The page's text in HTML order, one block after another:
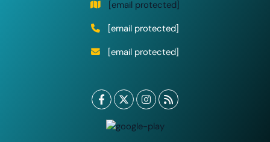
[email protected]
[email protected]
[email protected]